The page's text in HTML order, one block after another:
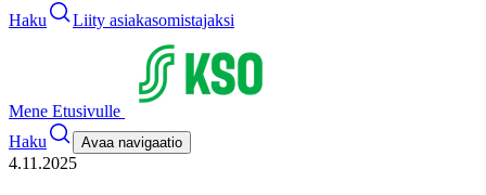
Haku Liity asiakasomistajaksi
Mene Etusivulle
Haku
Avaa navigaatio
4.11.2025